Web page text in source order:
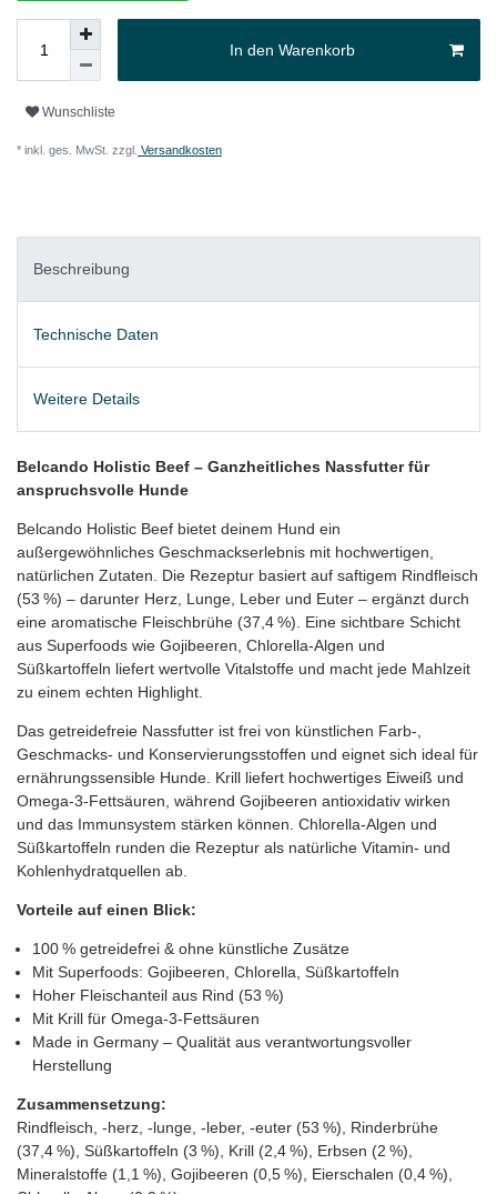
In den Warenkorb
Wunschliste
* inkl. ges. MwSt. zzgl. Versandkosten
Beschreibung
Technische Daten
Weitere Details
Belcando Holistic Beef – Ganzheitliches Nassfutter für
anspruchsvolle Hunde
Belcando Holistic Beef bietet deinem Hund ein
außergewöhnliches Geschmackserlebnis mit hochwertigen,
natürlichen Zutaten. Die Rezeptur basiert auf saftigem Rindfleisch
(53 %) – darunter Herz, Lunge, Leber und Euter – ergänzt durch
eine aromatische Fleischbrühe (37,4 %). Eine sichtbare Schicht
aus Superfoods wie Gojibeeren, Chlorella-Algen und
Süßkartoffeln liefert wertvolle Vitalstoffe und macht jede Mahlzeit
zu einem echten Highlight.
Das getreidefreie Nassfutter ist frei von künstlichen Farb-,
Geschmacks- und Konservierungsstoffen und eignet sich ideal für
ernährungssensible Hunde. Krill liefert hochwertiges Eiweiß und
Omega-3-Fettsäuren, während Gojibeeren antioxidativ wirken
und das Immunsystem stärken können. Chlorella-Algen und
Süßkartoffeln runden die Rezeptur als natürliche Vitamin- und
Kohlenhydratquellen ab.
Vorteile auf einen Blick:
100 % getreidefrei & ohne künstliche Zusätze
Mit Superfoods: Gojibeeren, Chlorella, Süßkartoffeln
Hoher Fleischanteil aus Rind (53 %)
Mit Krill für Omega-3-Fettsäuren
Made in Germany – Qualität aus verantwortungsvoller
Herstellung
Zusammensetzung:
Rindfleisch, -herz, -lunge, -leber, -euter (53 %), Rinderbrühe
(37,4 %), Süßkartoffeln (3 %), Krill (2,4 %), Erbsen (2 %),
Mineralstoffe (1,1 %), Gojibeeren (0,5 %), Eierschalen (0,4 %),